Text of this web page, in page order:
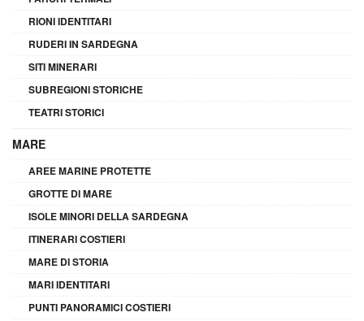
RIONI IDENTITARI
RUDERI IN SARDEGNA
SITI MINERARI
SUBREGIONI STORICHE
TEATRI STORICI
MARE
AREE MARINE PROTETTE
GROTTE DI MARE
ISOLE MINORI DELLA SARDEGNA
ITINERARI COSTIERI
MARE DI STORIA
MARI IDENTITARI
PUNTI PANORAMICI COSTIERI